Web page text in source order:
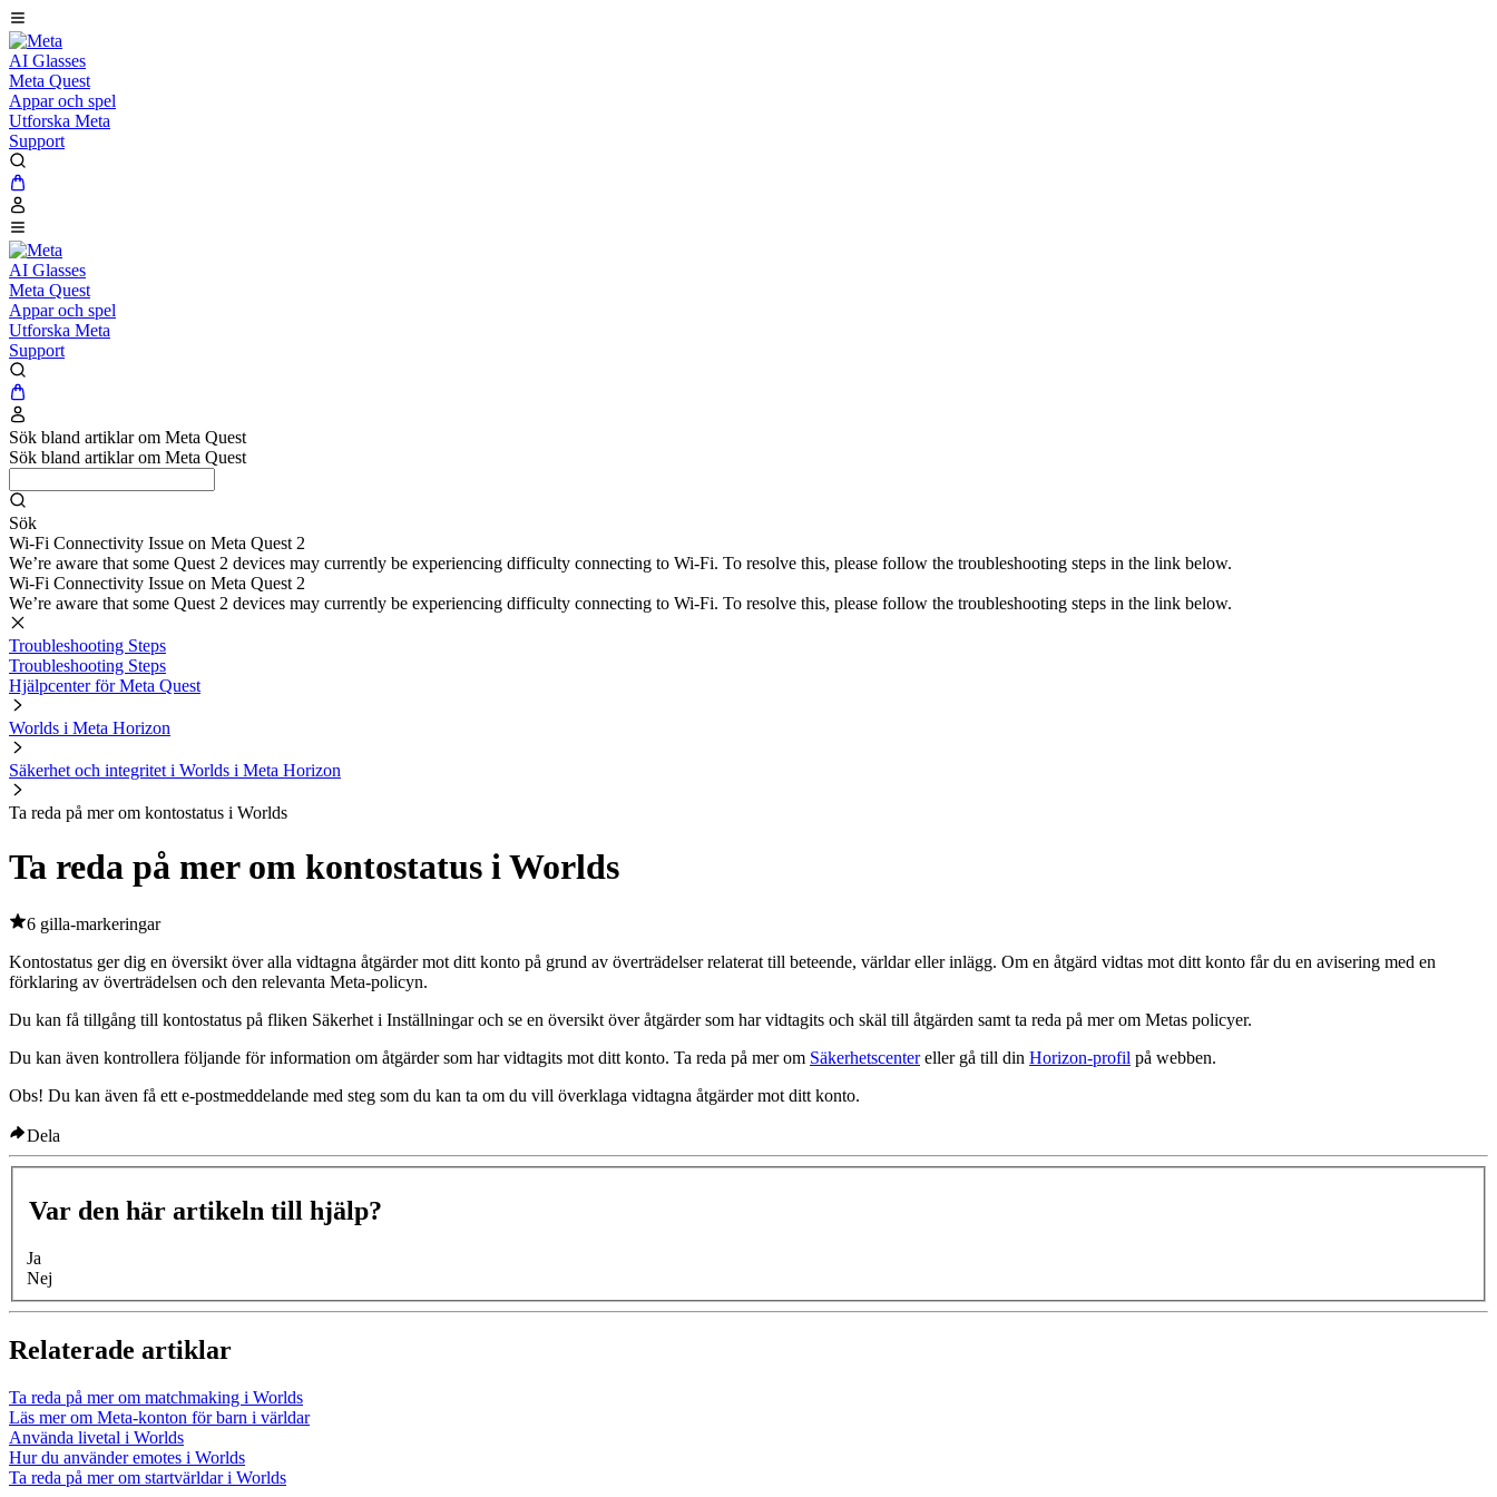
AI Glasses
Meta Quest
Appar och spel
Utforska Meta
Support
AI Glasses
Meta Quest
Appar och spel
Utforska Meta
Support
Sök bland artiklar om Meta Quest
Sök bland artiklar om Meta Quest
Sök
Wi-Fi Connectivity Issue on Meta Quest 2
We’re aware that some Quest 2 devices may currently be experiencing difficulty connecting to Wi-Fi. To resolve this, please follow the troubleshooting steps in the link below.
Wi-Fi Connectivity Issue on Meta Quest 2
We’re aware that some Quest 2 devices may currently be experiencing difficulty connecting to Wi-Fi. To resolve this, please follow the troubleshooting steps in the link below.
Troubleshooting Steps
Troubleshooting Steps
Hjälpcenter för Meta Quest
Worlds i Meta Horizon
Säkerhet och integritet i Worlds i Meta Horizon
Ta reda på mer om kontostatus i Worlds
Ta reda på mer om kontostatus i Worlds
6 gilla-markeringar
Kontostatus ger dig en översikt över alla vidtagna åtgärder mot ditt konto på grund av överträdelser relaterat till beteende, världar eller inlägg. Om en åtgärd vidtas mot ditt konto får du en avisering med en
förklaring av överträdelsen och den relevanta Meta-policyn.
Du kan få tillgång till kontostatus på fliken Säkerhet i Inställningar och se en översikt över åtgärder som har vidtagits och skäl till åtgärden samt ta reda på mer om Metas policyer.
Du kan även kontrollera följande för information om åtgärder som har vidtagits mot ditt konto. Ta reda på mer om Säkerhetscentereller gå till din Horizon-profil på webben.
Obs! Du kan även få ett e-postmeddelande med steg som du kan ta om du vill överklaga vidtagna åtgärder mot ditt konto.
Dela
Var den här artikeln till hjälp?
Ja
Nej
Relaterade artiklar
Ta reda på mer om matchmaking i Worlds
Läs mer om Meta-konton för barn i världar
Använda livetal i Worlds
Hur du använder emotes i Worlds
Ta reda på mer om startvärldar i Worlds